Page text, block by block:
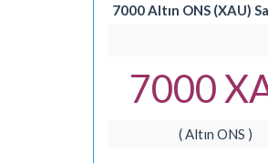
7000 Altın ONS (XAU)
7000
( Altın ONS )